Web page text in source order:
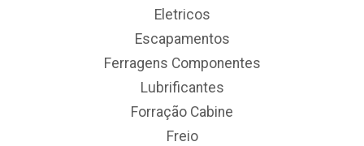
Eletricos
Escapamentos
Ferragens Componentes
Lubrificantes
Forração Cabine
Freio